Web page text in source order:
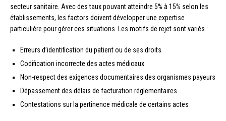
secteur sanitaire. Avec des taux pouvant atteindre 5% à 15% selon les
établissements, les factors doivent développer une expertise
particulière pour gérer ces situations. Les motifs de rejet sont variés :
Erreurs d’identification du patient ou de ses droits
Codification incorrecte des actes médicaux
Non-respect des exigences documentaires des organismes payeurs
Dépassement des délais de facturation réglementaires
Contestations sur la pertinence médicale de certains actes